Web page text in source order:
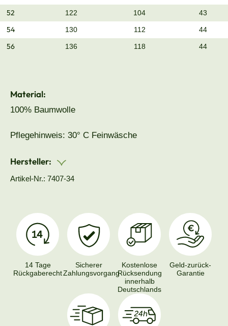
52 122 104 43
54 130 112 44
56 136 118 44
Material:
100% Baumwolle
Pflegehinweis: 30° C Feinwäsche
Hersteller:
Artikel-Nr.: 7407-34
14 Tage
Rückgaberecht
Sicherer
Zahlungsvorgang
Kostenlose
Rücksendung
innerhalb
Deutschlands
Geld-zurück-
Garantie